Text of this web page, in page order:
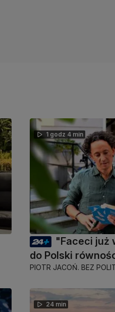
1 godz 4 min
"Faceci już
do Polski
PIOTR JACOŃ. BEZ
24 min